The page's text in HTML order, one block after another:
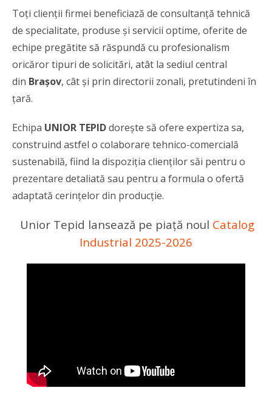
Toți clienții firmei beneficiază de consultanță tehnică
de specialitate, produse și servicii optime, oferite de
echipe pregătite să răspundă cu profesionalism
oricăror tipuri de solicitări, atât la sediul central
din Brașov, cât și prin directorii zonali, pretutindeni în
țară.
Echipa UNIOR TEPIDdoreşte să ofere expertiza sa,
construind astfel o colaborare tehnico-comercială
sustenabilă, fiind la dispoziţia clienţilor săi pentru o
prezentare detaliată sau pentru a formula o ofertă
adaptată cerințelor din producție.
Unior Tepid lansează pe piață noul Catalog
Industrial 2025-2026